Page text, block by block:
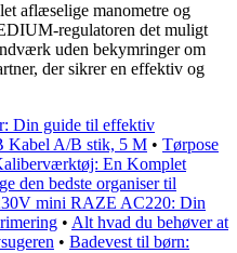
aflæselige manometre og
regulatoren det muligt
uden bekymringer om
der sikrer en effektiv og
Din guide til effektiv
Kabel A/B stik, 5 M • Tørpose
En Komplet
den bedste organiser til
mini RAZE AC220: Din
• Alt hvad du behøver at
• Badevest til børn: